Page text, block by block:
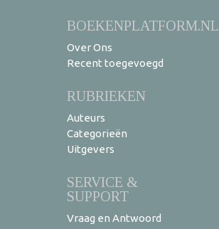
BOEKENPLATFORM.NL
Over Ons
Recent toegevoegd
RUBRIEKEN
Auteurs
Categorieën
Uitgevers
SERVICE &
SUPPORT
Vraag en Antwoord